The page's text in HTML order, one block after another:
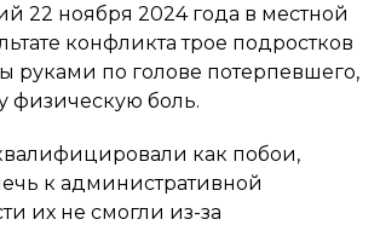
22 ноября 2024 года в местной
конфликта трое подростков
руками по голове потерпевшего,
физическую боль.
как побои,
к административной
их не смогли из-за